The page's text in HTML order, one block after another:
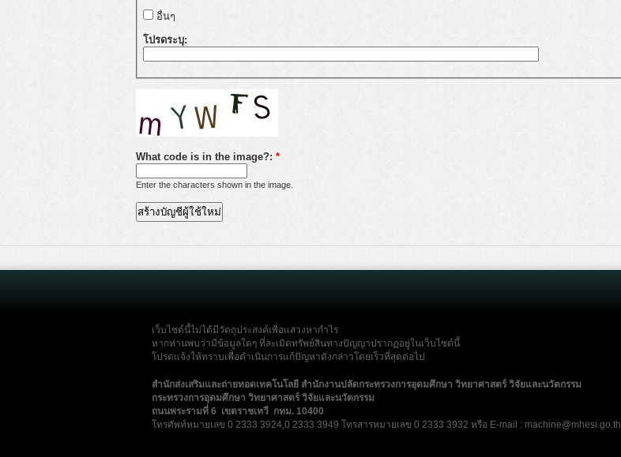
อื่นๆ
โปรดระบุ:
What code is in the image?: *
Enter the characters shown in the image.
เว็บไซต์นี้ไม่ได้มีวัตถุประสงค์เพื่อแสวงหากำไร
หากท่านพบว่ามีข้อมูลใดๆ ที่ละเมิดทรัพย์สินทางปัญญาปรากฏอยู่ในเว็บไซต์นี้
โปรดแจ้งให้ทราบเพื่อดำเนินการแก้ปัญหาดังกล่าวโดยเร็วที่สุดต่อไป
สำนักส่งเสริมและถ่ายทอดเทคโนโลยี สำนักงานปลัดกระทรวงการอุดมศึกษา วิทยาศาสตร์ วิจัยและนวัตกรรม
กระทรวงการอุดมศึกษา วิทยาศาสตร์ วิจัยและนวัตกรรม
ถนนพระรามที่ 6 เขตราชเทวี กทม. 10400
โทรศัพท์หมายเลข 0 2333 3924,0 2333 3949 โทรสารหมายเลข 0 2333 3932 หรือ E-mail : machine@mhesi.go.th